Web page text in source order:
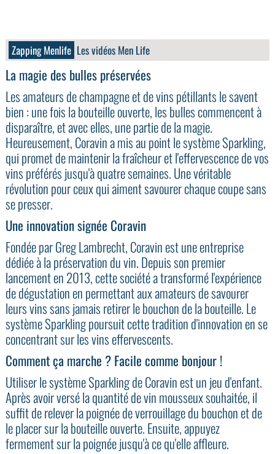
Zapping Menlife Les vidéos Men Life
La magie des bulles préservées
Les amateurs de champagne et de vins pétillants le savent
bien : une fois la bouteille ouverte, les bulles commencent à
disparaître, et avec elles, une partie de la magie.
Heureusement, Coravin a mis au point le système Sparkling,
qui promet de maintenir la fraîcheur et l'effervescence de vos
vins préférés jusqu'à quatre semaines. Une véritable
révolution pour ceux qui aiment savourer chaque coupe sans
se presser.
Une innovation signée Coravin
Fondée par Greg Lambrecht, Coravin est une entreprise
dédiée à la préservation du vin. Depuis son premier
lancement en 2013, cette société a transformé l'expérience
de dégustation en permettant aux amateurs de savourer
leurs vins sans jamais retirer le bouchon de la bouteille. Le
système Sparkling poursuit cette tradition d'innovation en se
concentrant sur les vins effervescents.
Comment ça marche ? Facile comme bonjour !
Utiliser le système Sparkling de Coravin est un jeu d'enfant.
Après avoir versé la quantité de vin mousseux souhaitée, il
suffit de relever la poignée de verrouillage du bouchon et de
le placer sur la bouteille ouverte. Ensuite, appuyez
fermement sur la poignée jusqu'à ce qu'elle affleure.